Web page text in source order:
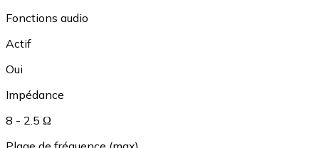
Fonctions audio
Actif
Oui
Impédance
8 - 2.5 Ω